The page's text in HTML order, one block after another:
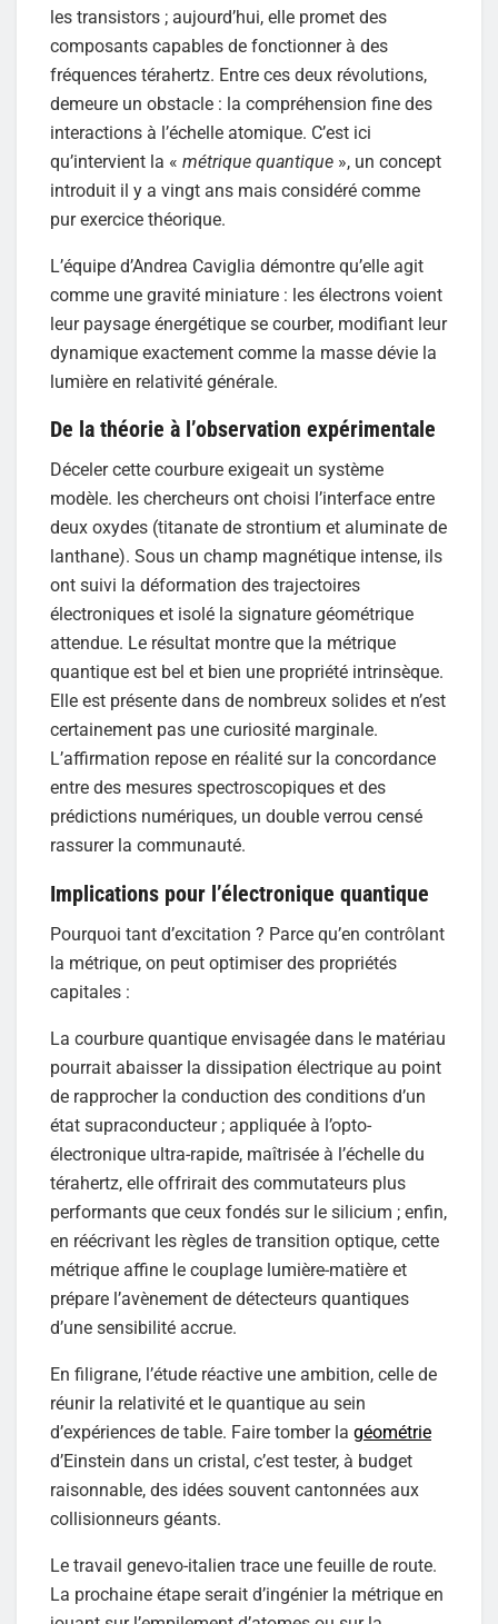
les transistors ; aujourd’hui, elle promet des
composants capables de fonctionner à des
fréquences térahertz. Entre ces deux révolutions,
demeure un obstacle : la compréhension fine des
interactions à l’échelle atomique. C’est ici
qu’intervient la « métrique quantique », un concept
introduit il y a vingt ans mais considéré comme
pur exercice théorique.
L’équipe d’Andrea Caviglia démontre qu’elle agit
comme une gravité miniature : les électrons voient
leur paysage énergétique se courber, modifiant leur
dynamique exactement comme la masse dévie la
lumière en relativité générale.
De la théorie à l’observation expérimentale
Déceler cette courbure exigeait un système
modèle. les chercheurs ont choisi l’interface entre
deux oxydes (titanate de strontium et aluminate de
lanthane). Sous un champ magnétique intense, ils
ont suivi la déformation des trajectoires
électroniques et isolé la signature géométrique
attendue. Le résultat montre que la métrique
quantique est bel et bien une propriété intrinsèque.
Elle est présente dans de nombreux solides et n’est
certainement pas une curiosité marginale.
L’affirmation repose en réalité sur la concordance
entre des mesures spectroscopiques et des
prédictions numériques, un double verrou censé
rassurer la communauté.
Implications pour l’électronique quantique
Pourquoi tant d’excitation ? Parce qu’en contrôlant
la métrique, on peut optimiser des propriétés
capitales :
La courbure quantique envisagée dans le matériau
pourrait abaisser la dissipation électrique au point
de rapprocher la conduction des conditions d’un
état supraconducteur ; appliquée à l’opto-
électronique ultra-rapide, maîtrisée à l’échelle du
térahertz, elle offrirait des commutateurs plus
performants que ceux fondés sur le silicium ; enfin,
en réécrivant les règles de transition optique, cette
métrique affine le couplage lumière-matière et
prépare l’avènement de détecteurs quantiques
d’une sensibilité accrue.
En filigrane, l’étude réactive une ambition, celle de
réunir la relativité et le quantique au sein
d’expériences de table. Faire tomber la géométrie
d’Einstein dans un cristal, c’est tester, à budget
raisonnable, des idées souvent cantonnées aux
collisionneurs géants.
Le travail genevo-italien trace une feuille de route.
La prochaine étape serait d’ingénier la métrique en